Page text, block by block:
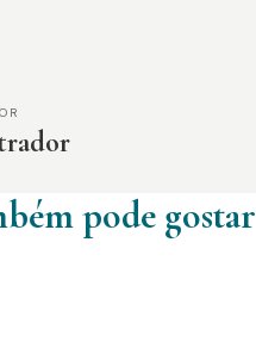
pode gostar